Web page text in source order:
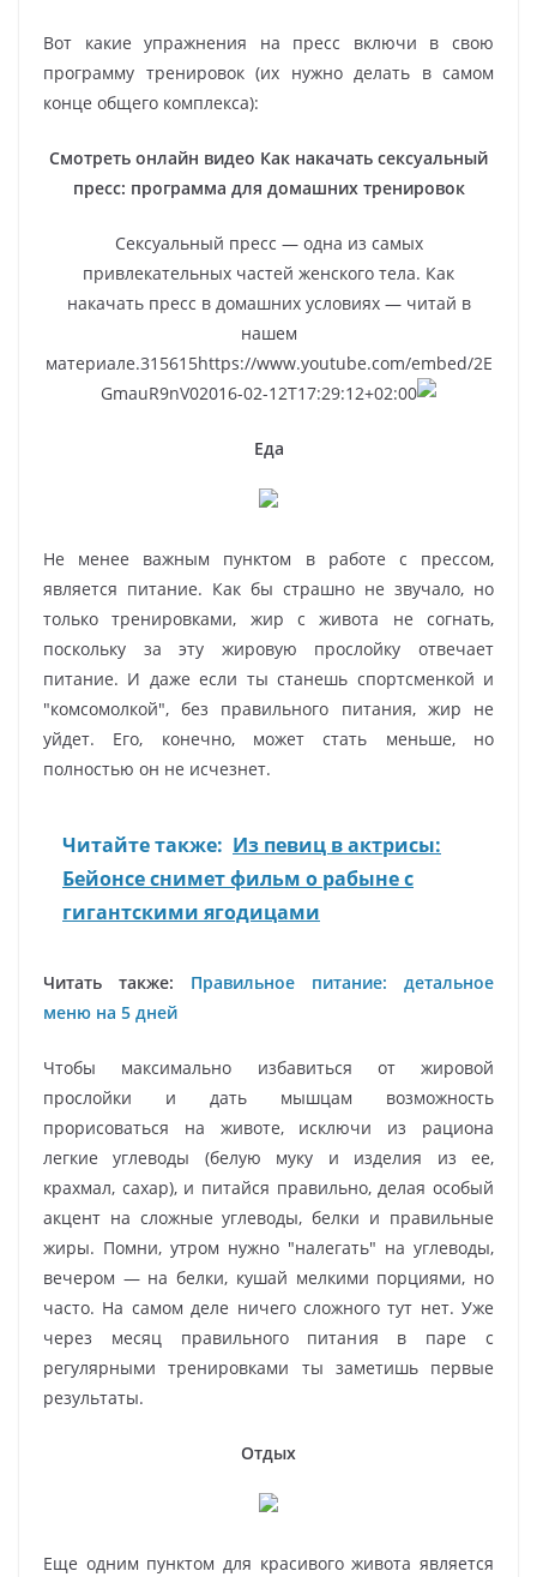
Вот какие упражнения на пресс включи в свою
программу тренировок (их нужно делать в самом
конце общего комплекса):
Смотреть онлайн видео Как накачать сексуальный
пресс: программа для домашних тренировок
Сексуальный пресс — одна из самых
привлекательных частей женского тела. Как
накачать пресс в домашних условиях — читай в
нашем
материале.315615https://www.youtube.com/embed/2E
GmauR9nV02016-02-12T17:29:12+02:00
Еда
Не менее важным пунктом в работе с прессом,
является питание. Как бы страшно не звучало, но
только тренировками, жир с живота не согнать,
поскольку за эту жировую прослойку отвечает
питание. И даже если ты станешь спортсменкой и
"комсомолкой", без правильного питания, жир не
уйдет. Его, конечно, может стать меньше, но
полностью он не исчезнет.
Читайте также: Из певиц в актрисы:
Бейонсе снимет фильм о рабыне с
гигантскими ягодицами
Читать также: Правильное питание: детальное
меню на 5 дней
Чтобы максимально избавиться от жировой
прослойки и дать мышцам возможность
прорисоваться на животе, исключи из рациона
легкие углеводы (белую муку и изделия из ее,
крахмал, сахар), и питайся правильно, делая особый
акцент на сложные углеводы, белки и правильные
жиры. Помни, утром нужно "налегать" на углеводы,
вечером — на белки, кушай мелкими порциями, но
часто. На самом деле ничего сложного тут нет. Уже
через месяц правильного питания в паре с
регулярными тренировками ты заметишь первые
результаты.
Отдых
Еще одним пунктом для красивого живота является